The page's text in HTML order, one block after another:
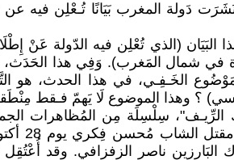
شهر يوليوز 2024، نَشَرَت دَولة المغرب
البَيَان (الذي تُعْلِن فيه الدّولة عَنْ
في شمال المَغرب). وَفِي هذا الحَدَث،
الخَـفِـي، في هذا الحدث، هو
؟ وهذا الموضوع لَا يَهمّ فـقط
الرِّيـف"، سِلْسِلَة مِن المُظاهرات